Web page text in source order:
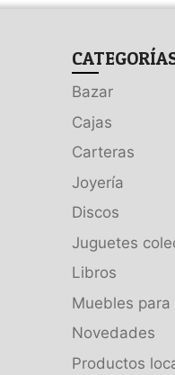
Bazar
Cajas
Carteras
Joyería
Discos
Juguetes
Libros
Muebles para
Novedades
Productos